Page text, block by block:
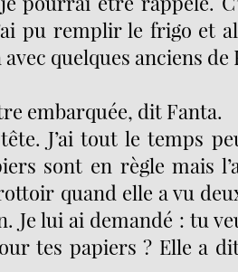
pu remplir le frigo et
quelques anciens de
embarquée, dit Fanta.
J’ai tout le temps
sont en règle mais
quand elle a vu
Je lui ai demandé : tu
tes papiers ? Elle a